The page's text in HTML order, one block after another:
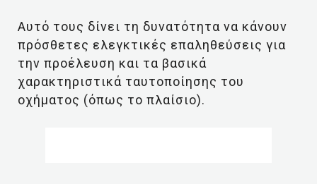
Αυτό τους δίνει τη δυνατότητα να κάνουν
πρόσθετες ελεγκτικές επαληθεύσεις για
την προέλευση και τα βασικά
χαρακτηριστικά ταυτοποίησης του
οχήματος (όπως το πλαίσιο).